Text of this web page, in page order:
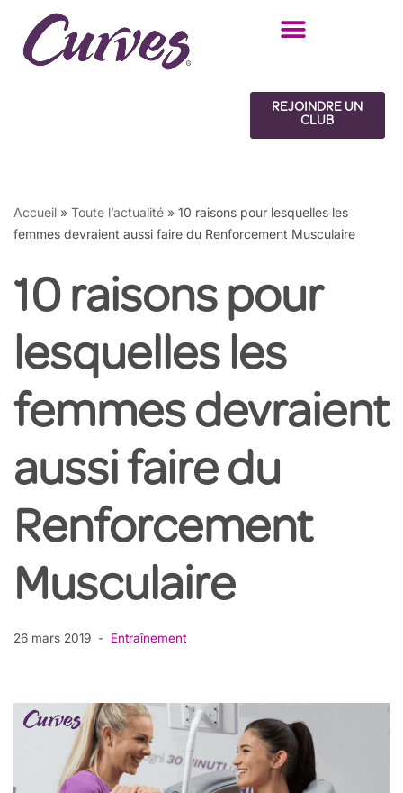
Aller
REJOINDRE UN
CLUB
Accueil » Toute l’actualité » 10 raisons pour lesquelles les
femmes devraient aussi faire du Renforcement Musculaire
10 raisons pour
lesquelles les
femmes devraient
aussi faire du
Renforcement
Musculaire
26 mars 2019 Entraînement